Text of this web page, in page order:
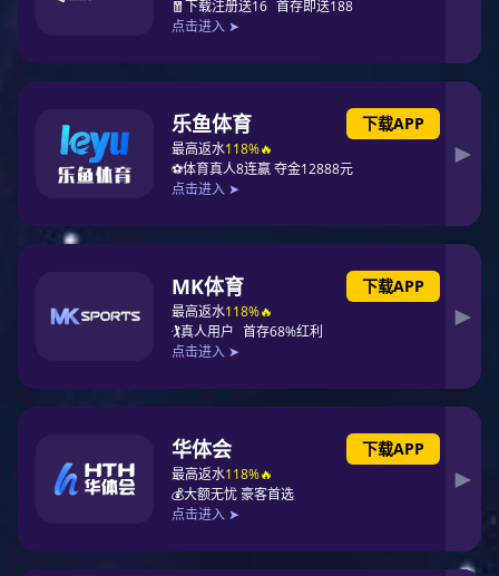
质地：织物
适用性别：男
材质工艺：印花
是否支持定制：是